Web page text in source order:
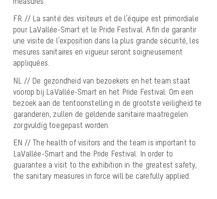
FR // La santé des visiteurs et de l’équipe est primordiale
pour LaVallée-Smart et le Pride Festival. Afin de garantir
une visite de l’exposition dans la plus grande sécurité, les
mesures sanitaires en vigueur seront soigneusement
appliquées.
NL // De gezondheid van bezoekers en het team staat
voorop bij LaVallée-Smart en het Pride Festival. Om een ​​
bezoek aan de tentoonstelling in de grootste veiligheid te
garanderen, zullen de geldende sanitaire maatregelen
zorgvuldig toegepast worden.
EN // The health of visitors and the team is important to
LaVallée-Smart and the Pride Festival. In order to
guarantee a visit to the exhibition in the greatest safety,
the sanitary measures in force will be carefully applied.